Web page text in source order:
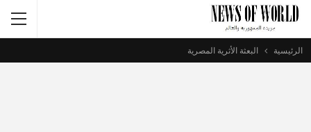
الرئيسية البعثة الأثرية المصرية